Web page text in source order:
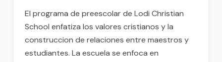
El programa de preescolar de Lodi Christian
School enfatiza los valores cristianos y la
construccion de relaciones entre maestros y
estudiantes. La escuela se enfoca en